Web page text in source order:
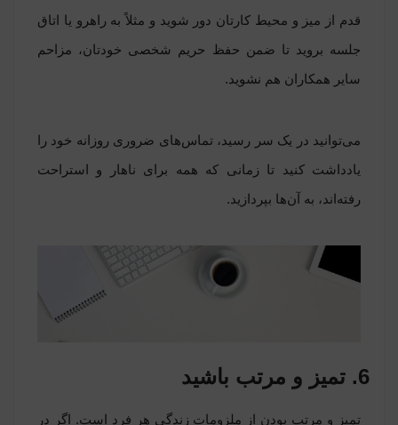
قدم از میز و محیط کارتان دور شوید و مثلاً به راهرو یا اتاق
جلسه بروید تا ضمن حفظ حریم شخصی خودتان، مزاحم
سایر همکاران هم نشوید.
می‌توانید در یک سر رسید ، تماس‌های ضروری روزانه خود را
یادداشت کنید تا زمانی که همه برای ناهار و استراحت
رفته‌اند، به آن‌ها بپردازید.
6. تمیز و مرتب باشید
تمیز و مرتب بودن از ملزومات زندگی هر فرد است. اگر در